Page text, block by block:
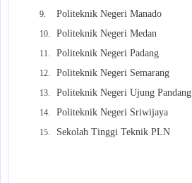
9. Politeknik Negeri Manado
10. Politeknik Negeri Medan
11. Politeknik Negeri Padang
12. Politeknik Negeri Semarang
13. Politeknik Negeri Ujung Pandang
14. Politeknik Negeri Sriwijaya
15. Sekolah Tinggi Teknik PLN